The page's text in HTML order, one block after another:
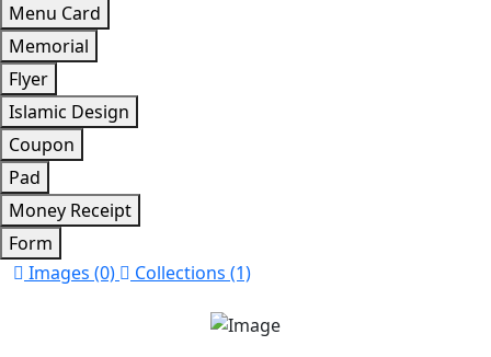
Menu Card
Memorial
Flyer
Islamic Design
Coupon
Pad
Money Receipt
Form
Images (0)
Collections (1)